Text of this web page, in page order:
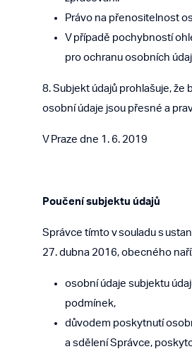
Právo na přenositelnost
V případě pochybností
pro ochranu osobních
8. Subjekt údajů prohlašuje,
osobní údaje jsou přesné a
V Praze dne 1. 6. 2019
Poučení subjektu údajů
Správce tímto v souladu s
27. dubna 2016, obecného
osobní údaje subjektu
podmínek,
důvodem poskytnutí
a sdělení Správce,